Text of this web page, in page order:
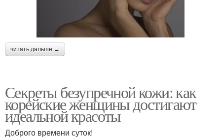
читать дальше →
Секреты безупречной кожи: как
корейские женщины достигают
идеальной красоты
Доброго времени суток!